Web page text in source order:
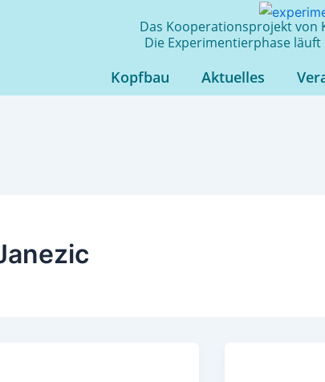
Das Kooperationsprojekt
Die Experimentierphase läuft
Kopfbau Aktuelles